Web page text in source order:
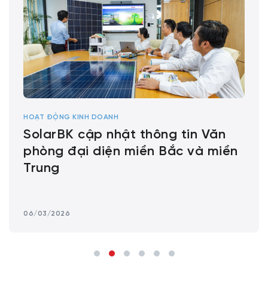
HOẠT ĐỘNG KINH DOANH
SolarBK cập nhật thông tin Văn
phòng đại diện miền Bắc và miền
Trung
06/03/2026